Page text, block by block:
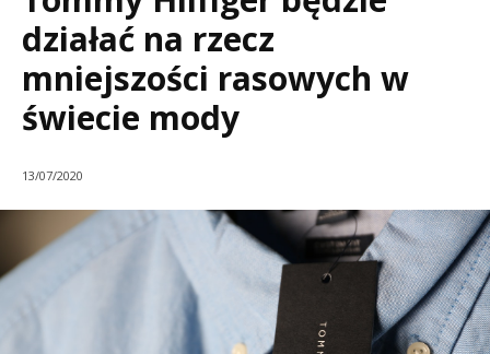
działać na rzecz
mniejszości rasowych w
świecie mody
13/07/2020